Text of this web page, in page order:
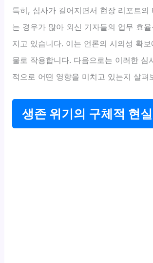
특히, 심사가 길어지면서 현장 리포트의
는 경우가 많아 외신 기자들의 업무 효
지고 있습니다. 이는 언론의 시의성 확
물로 작용합니다. 다음으로는 이러한 심
적으로 어떤 영향을 미치고 있는지 살펴
생존 위기의 구체적 현실